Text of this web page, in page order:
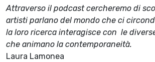
Attraverso il podcast cercheremo di
artisti parlano del mondo che ci
la loro ricerca interagisce con le
che animano la contemporaneità.
Laura Lamonea